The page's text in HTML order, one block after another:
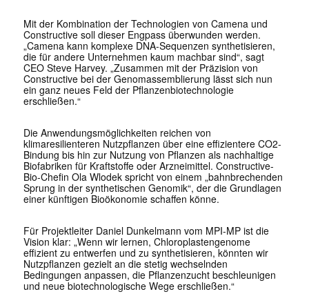
Mit der Kombination der Technologien von Camena und
Constructive soll dieser Engpass überwunden werden.
„Camena kann komplexe DNA-Sequenzen synthetisieren,
die für andere Unternehmen kaum machbar sind“, sagt
CEO Steve Harvey. „Zusammen mit der Präzision von
Constructive bei der Genomassemblierung lässt sich nun
ein ganz neues Feld der Pflanzenbiotechnologie
erschließen.“
Die Anwendungsmöglichkeiten reichen von
klimaresilienteren Nutzpflanzen über eine effizientere CO2-
Bindung bis hin zur Nutzung von Pflanzen als nachhaltige
Biofabriken für Kraftstoffe oder Arzneimittel. Constructive-
Bio-Chefin Ola Wlodek spricht von einem „bahnbrechenden
Sprung in der synthetischen Genomik“, der die Grundlagen
einer künftigen Bioökonomie schaffen könne.
Für Projektleiter Daniel Dunkelmann vom MPI-MP ist die
Vision klar: „Wenn wir lernen, Chloroplastengenome
effizient zu entwerfen und zu synthetisieren, könnten wir
Nutzpflanzen gezielt an die stetig wechselnden
Bedingungen anpassen, die Pflanzenzucht beschleunigen
und neue biotechnologische Wege erschließen.“